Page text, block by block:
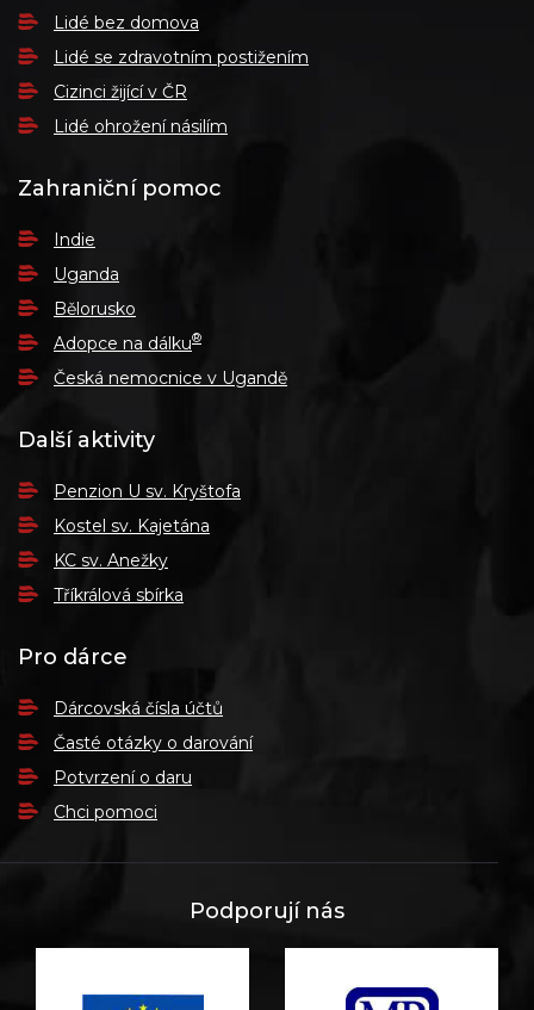
Lidé bez domova
Lidé se zdravotním postižením
Cizinci žijící v ČR
Lidé ohrožení násilím
Zahraniční pomoc
Indie
Uganda
Bělorusko
Adopce na dálku®
Česká nemocnice v Ugandě
Další aktivity
Penzion U sv. Kryštofa
Kostel sv. Kajetána
KC sv. Anežky
Tříkrálová sbírka
Pro dárce
Dárcovská čísla účtů
Časté otázky o darování
Potvrzení o daru
Chci pomoci
Podporují nás